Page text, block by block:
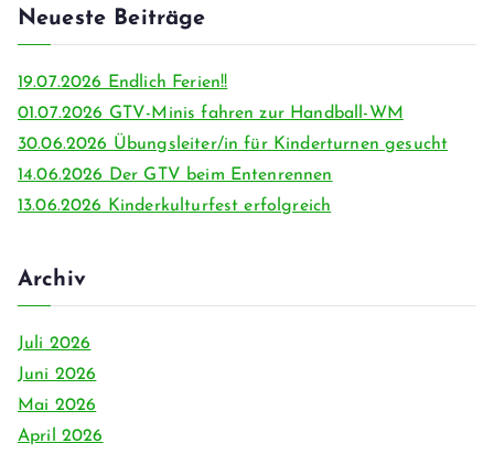
Neueste Beiträge
19.07.2026 Endlich Ferien!!
01.07.2026 GTV-Minis fahren zur Handball-WM
30.06.2026 Übungsleiter/in für Kinderturnen gesucht
14.06.2026 Der GTV beim Entenrennen
13.06.2026 Kinderkulturfest erfolgreich
Archiv
Juli 2026
Juni 2026
Mai 2026
April 2026